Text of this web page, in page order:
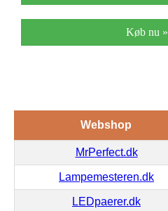
Køb nu »
Webshop
MrPerfect.dk
Lampemesteren.dk
LEDpaerer.dk